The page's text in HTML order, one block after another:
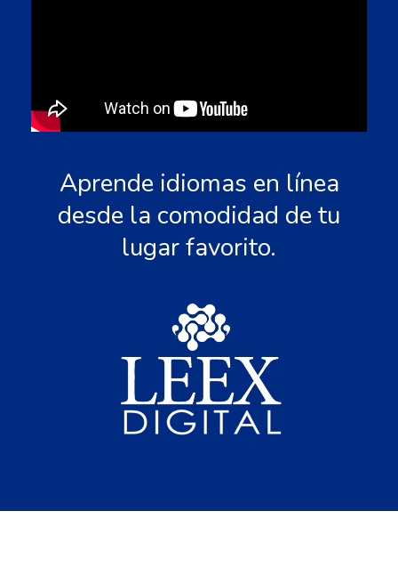
Aprende idiomas en línea
desde la comodidad de tu
lugar favorito.